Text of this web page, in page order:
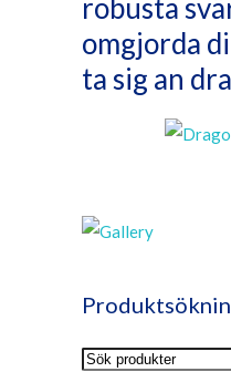
robusta
omgjorda
ta sig an